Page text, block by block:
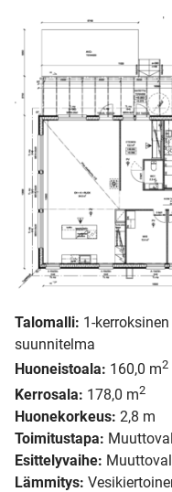
Talomalli: 1-
suunnitelma
Huoneistoala: 160,0 m2
Kerrosala: 178,0 m2
Huonekorkeus: 2,8 m
Toimitustapa:
Esittelyvaihe:
Lämmitys: